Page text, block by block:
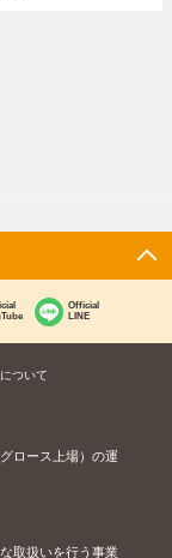
Official
LINE
ついて
ロース上場）の運
取扱いを行う事業